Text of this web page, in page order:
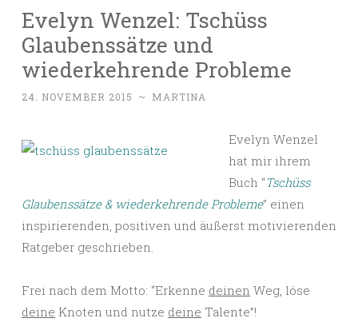
Evelyn Wenzel: Tschüss
Glaubenssätze und
wiederkehrende Probleme
24. NOVEMBER 2015 ~ MARTINA
Evelyn Wenzel
hat mir ihrem
Buch “Tschüss
Glaubenssätze & wiederkehrende Probleme” einen
inspirierenden, positiven und äußerst motivierenden
Ratgeber geschrieben.
Frei nach dem Motto: “Erkenne deinen Weg, löse
deine Knoten und nutze deine Talente”!